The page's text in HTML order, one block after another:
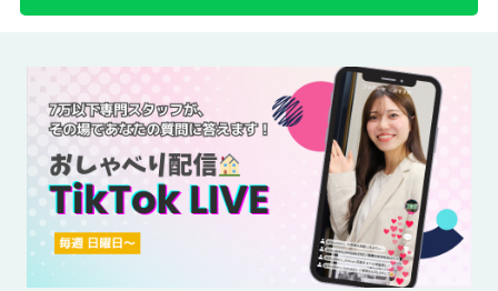
■初回賃料管理費を合わせた50％ ■学生プランは初回保証料
15,000円 ■更新1万円（1年） ※保証会社は必須になります。賃
料引き落とし手数料は無料。
一般/2年